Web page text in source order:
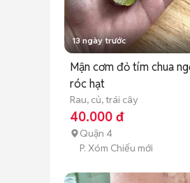
13 ngày trước
Mận cơm đỏ tím chua
róc hạt
Rau, củ, trái cây
40.000 đ
Quận 4
P. Xóm Chiếu mới